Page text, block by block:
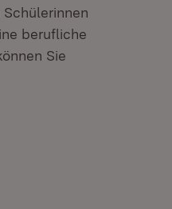
berufliche
Sie